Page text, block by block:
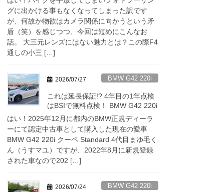
グに出かける事もなくなってしまった訳です
が、何故か物欲はカメラ関係に向かうという矛
盾（笑）を感じつつ、今回は短めにこんなお
話。 大三元レンズにはない魅力とは？この際F4
通しの小三 […]
2026/07/27 BMW G42 220i
これは延長保証!? 4年目の1年点検
はBSIで無料点検！ BMW G42 220i
はい！2025年12月に都内のBMW正規ディーラ
ーにて認定中古車として購入した現在の愛車
BMW G42 220i クーペ Standard 4代目まゆ毛く
ん（うすマユ）ですが、2022年8月に新規登録
された車なので202 […]
2026/07/24 BMW G42 220i